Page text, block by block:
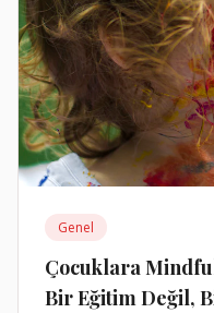
Genel
Çocuklara
Bir Eğitim Değil,